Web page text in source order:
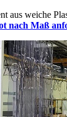
aus weiche
nach Maß